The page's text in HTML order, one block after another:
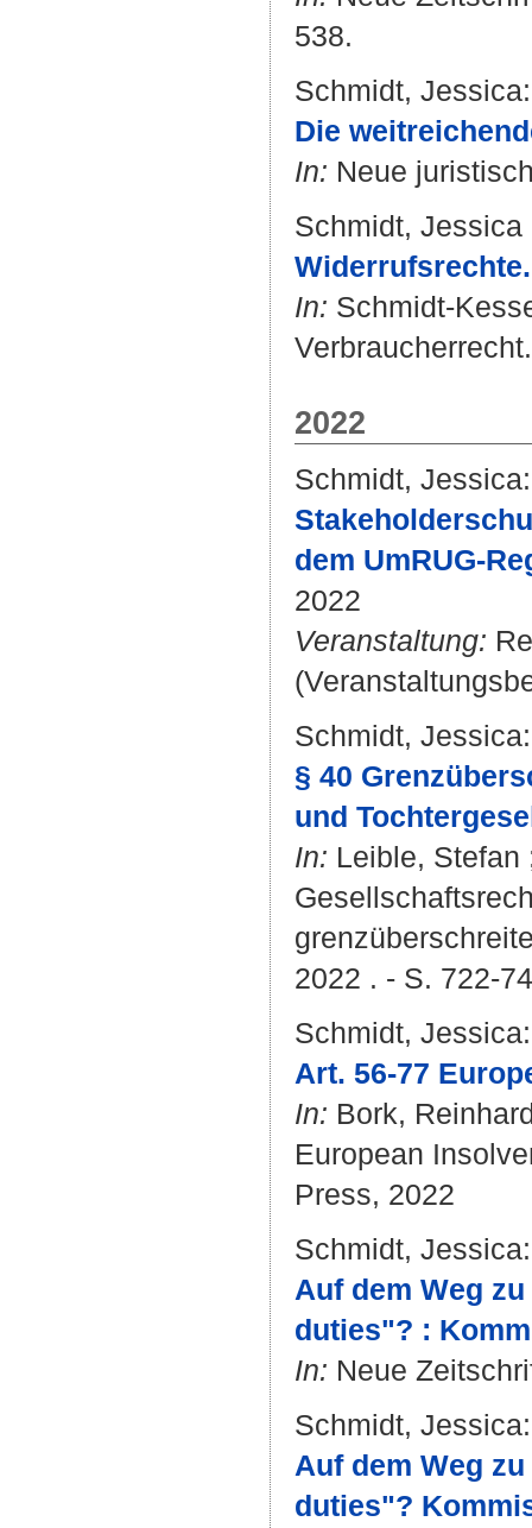
538.
Schmidt, Jessica:
Die
In: Neue
Schmidt, Jessica
Widerrufsrechte.
In: Schmidt-
2022
Schmidt, Jessica:
dem UmRUG-
2022
Veranstaltung:
Schmidt, Jessica:
§ 40
und
In: Leible, Stefan
2022 . - S. 722-
Schmidt, Jessica:
Art. 56-77
In: Bork,
European
Press, 2022
Schmidt, Jessica:
Auf dem Weg
duties"? :
In: Neue
Schmidt, Jessica:
Auf dem Weg
duties"?